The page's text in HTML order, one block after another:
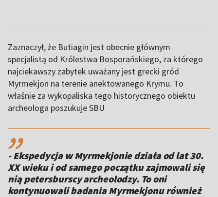
Zaznaczył, że Butiagin jest obecnie głównym
specjalistą od Królestwa Bosporańskiego, za którego
najciekawszy zabytek uważany jest grecki gród
Myrmekjon na terenie anektowanego Krymu. To
właśnie za wykopaliska tego historycznego obiektu
archeologa poszukuje SBU
,,
- Ekspedycja w Myrmekjonie działa od lat 30.
XX wieku i od samego początku zajmowali się
nią petersburscy archeolodzy. To oni
kontynuowali badania Myrmekjonu również